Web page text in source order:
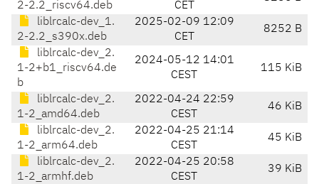
2-2.2_riscv64.deb
CET
liblrcalc-dev_1.
2-2.2_s390x.deb
2025-02-09 12:09
CET
8252 B
liblrcalc-dev_2.
1-2+b1_riscv64.de
b
2024-05-12 14:01
CEST
115 KiB
liblrcalc-dev_2.
1-2_amd64.deb
2022-04-24 22:59
CEST
46 KiB
liblrcalc-dev_2.
1-2_arm64.deb
2022-04-25 21:14
CEST
45 KiB
liblrcalc-dev_2.
1-2_armhf.deb
2022-04-25 20:58
CEST
39 KiB